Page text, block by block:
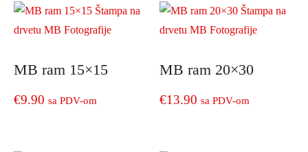
MB ram 15×15
€9.90 sa PDV-om
MB ram 20×30
€13.90 sa PDV-om